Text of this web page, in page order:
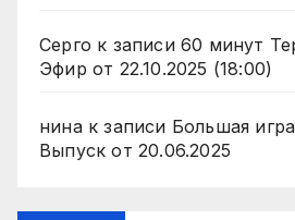
Серго к записи 60 минут
Эфир от 22.10.2025 (18:00)
нинак записи Большая
Выпуск от 20.06.2025